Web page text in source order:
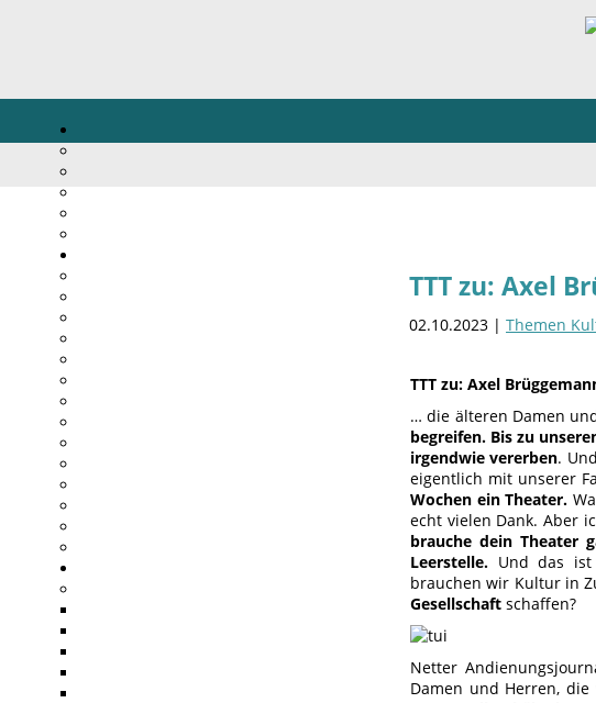
TTT zu: Axel
02.10.2023 | Themen
TTT zu: Axel
… die älteren Damen
begreifen. Bis zu
irgendwie vererben.
eigentlich mit unserer
Wochen ein Theater.
echt vielen Dank. Aber
brauche dein Theater
Leerstelle. Und das ist
brauchen wir Kultur in
Gesellschaft schaffen?
Netter
Damen und Herren,